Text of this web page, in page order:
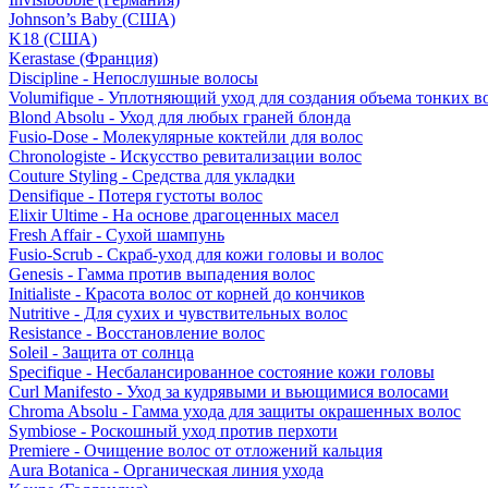
Johnson’s Baby (США)
K18 (США)
Kerastase (Франция)
Discipline - Непослушные волосы
Volumifique - Уплотняющий уход для создания объема тонких
Blond Absolu - Уход для любых граней блонда
Fusio-Dose - Молекулярные коктейли для волос
Chronologiste - Искусство ревитализации волос
Couture Styling - Средства для укладки
Densifique - Потеря густоты волос
Elixir Ultime - На основе драгоценных масел
Fresh Affair - Сухой шампунь
Fusio-Scrub - Скраб-уход для кожи головы и волос
Genesis - Гамма против выпадения волос
Initialiste - Красота волос от корней до кончиков
Nutritive - Для сухих и чувствительных волос
Resistance - Восстановление волос
Soleil - Защита от солнца
Specifique - Несбалансированное состояние кожи головы
Curl Manifesto - Уход за кудрявыми и вьющимися волосами
Chroma Absolu - Гамма ухода для защиты окрашенных волос
Symbiose - Роскошный уход против перхоти
Premiere - Очищение волос от отложений кальция
Aura Botanica - Органическая линия ухода